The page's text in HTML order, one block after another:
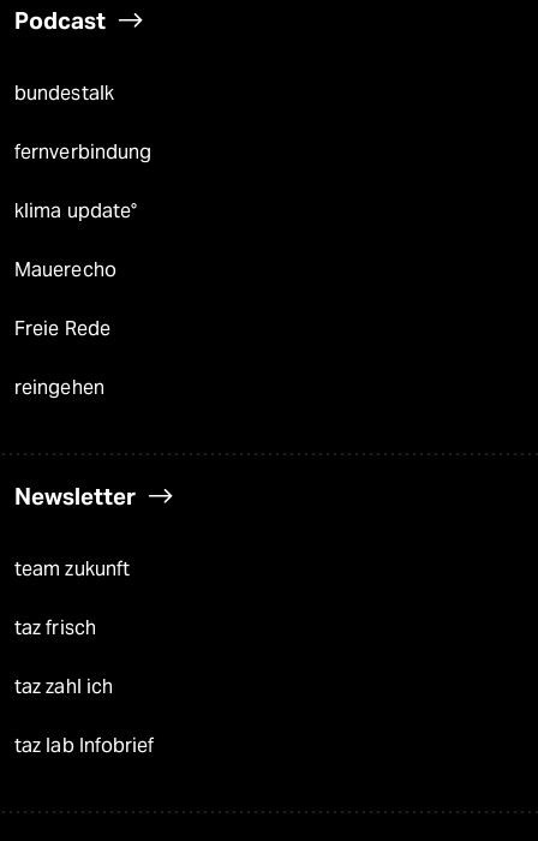
Podcast
bundestalk
fernverbindung
klima update°
Mauerecho
Freie Rede
reingehen
Newsletter
team zukunft
taz frisch
taz zahl ich
taz lab Infobrief